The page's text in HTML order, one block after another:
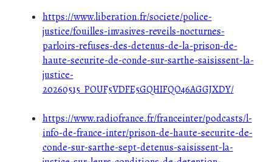
https://www.liberation.fr/societe/police-
justice/fouilles-invasives-reveils-nocturnes-
parloirs-refuses-des-detenus-de-la-prison-de-
haute-securite-de-conde-sur-sarthe-saisissent-la-
justice-
20260515_POUF5VDFE5GQHIFQO46AGGJXDY/
https://www.radiofrance.fr/franceinter/podcasts/l-
info-de-france-inter/prison-de-haute-securite-de-
conde-sur-sarthe-sept-detenus-saisissent-la-